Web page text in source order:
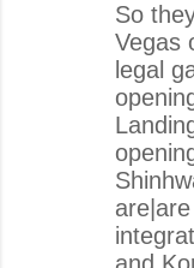
So
Vegas
legal